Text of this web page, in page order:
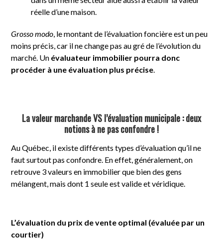
réelle d’une maison.
Grosso modo, le montant de l’évaluation foncière est un peu
moins précis, car il ne change pas au gré de l’évolution du
marché. Un évaluateur immobilier pourra donc
procéder à une évaluation plus précise.
La valeur marchande VS l’évaluation municipale : deux
notions à ne pas confondre !
Au Québec, il existe différents types d’évaluation qu’il ne
faut surtout pas confondre. En effet, généralement, on
retrouve 3 valeurs en immobilier que bien des gens
mélangent, mais dont 1 seule est valide et véridique.
L’évaluation du prix de vente optimal (évaluée par un
courtier)